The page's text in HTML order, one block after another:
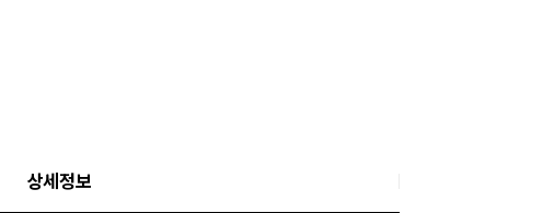
상세정보